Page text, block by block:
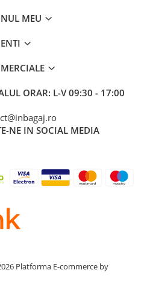
MEU
ORAR: L-V 09:30 - 17:00
NE IN SOCIAL MEDIA
Platforma E-commerce by